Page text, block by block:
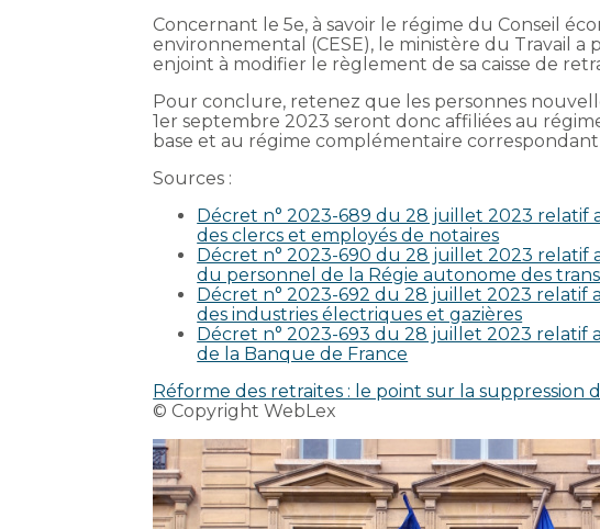
Concernant le 5e, à savoir le régime du Conseil
environnemental (CESE), le ministère du Travail a
enjoint à modifier le règlement de sa caisse de
Pour conclure, retenez que les personnes
1er septembre 2023 seront donc affiliées au
base et au régime complémentaire
Sources :
Décret n° 2023-689 du 28 juillet 2023 relatif
des clercs et employés de notaires
Décret n° 2023-690 du 28 juillet 2023 relatif
du personnel de la Régie autonome des
Décret n° 2023-692 du 28 juillet 2023 relatif
des industries électriques et gazières
Décret n° 2023-693 du 28 juillet 2023 relatif
de la Banque de France
Réforme des retraites : le point sur la suppression
© Copyright WebLex